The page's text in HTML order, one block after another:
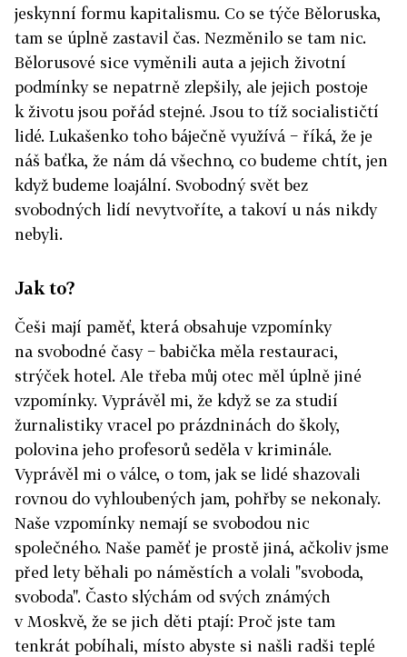
jeskynní formu kapitalismu. Co se týče Běloruska,
tam se úplně zastavil čas. Nezměnilo se tam nic.
Bělorusové sice vyměnili auta a jejich životní
podmínky se nepatrně zlepšily, ale jejich postoje
k životu jsou pořád stejné. Jsou to tíž socialističtí
lidé. Lukašenko toho báječně využívá − říká, že je
náš baťka, že nám dá všechno, co budeme chtít, jen
když budeme loajální. Svobodný svět bez
svobodných lidí nevytvoříte, a takoví u nás nikdy
nebyli.
Jak to?
Češi mají paměť, která obsahuje vzpomínky
na svobodné časy − babička měla restauraci,
strýček hotel. Ale třeba můj otec měl úplně jiné
vzpomínky. Vyprávěl mi, že když se za studií
žurnalistiky vracel po prázdninách do školy,
polovina jeho profesorů seděla v kriminále.
Vyprávěl mi o válce, o tom, jak se lidé shazovali
rovnou do vyhloubených jam, pohřby se nekonaly.
Naše vzpomínky nemají se svobodou nic
společného. Naše paměť je prostě jiná, ačkoliv jsme
před lety běhali po náměstích a volali "svoboda,
svoboda". Často slýchám od svých známých
v Moskvě, že se jich děti ptají: Proč jste tam
tenkrát pobíhali, místo abyste si našli radši teplé